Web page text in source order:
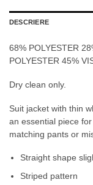
DESCRIERE
68% POLYESTER
POLYESTER 45%
Dry clean only.
Suit jacket with thin
an essential piece
matching pants or
Straight shape
Striped pattern